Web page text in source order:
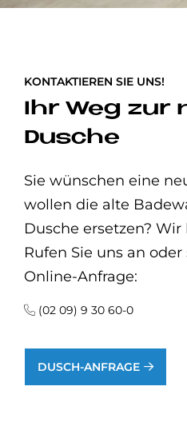
KONTAKTIEREN SIE UNS!
Ihr Weg zur
Dusche
Sie wünschen eine
wollen die alte
Dusche ersetzen?
Rufen Sie uns an
Online-Anfrage:
(02 09) 9 30 60-0
DUSCH-ANFRAGE